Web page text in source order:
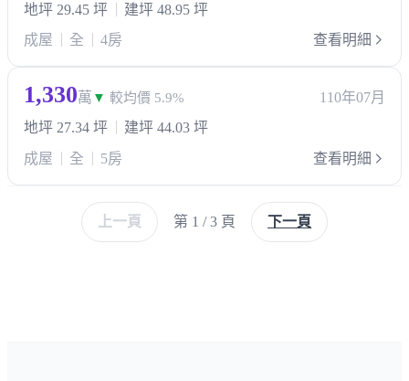
地坪 29.45 坪
建坪 48.95 坪
成屋
全 4房 查看明細
1,330萬 ▼ 較均價 5.9%
110年07月
地坪 27.34 坪
建坪 44.03 坪
成屋
全 5房 查看明細
上一頁 第 1 / 3 頁 下一頁